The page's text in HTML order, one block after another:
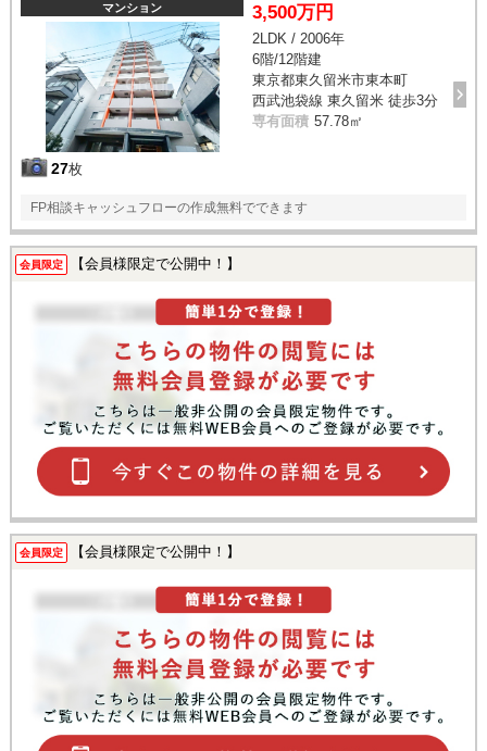
マンション
27枚
3,500万円
2LDK / 2006年
6階/12階建
東京都東久留米市東本町
西武池袋線 東久留米 徒歩3分
専有面積 57.78㎡
FP相談キャッシュフローの作成無料でできます
会員限定 【会員様限定で公開中！】
会員限定 【会員様限定で公開中！】